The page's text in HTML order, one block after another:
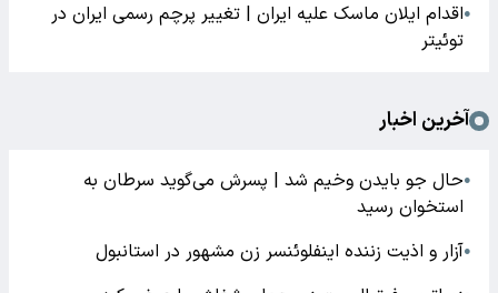
●اقدام ایلان ماسک علیه ایران | تغییر پرچم رسمی ایران در
توئیتر
آخرین اخبار
●حال جو بایدن وخیم شد | پسرش می‌گوید سرطان به
استخوان رسید
●آزار و اذیت زننده اینفلوئنسر زن مشهور در استانبول